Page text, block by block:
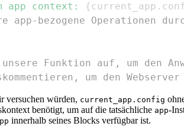
app context: { current_app .
app-bezogene Operationen
Funktion auf, um den
um den
versuchen würden, current_app.config
benötigt, um auf die tatsächliche app-
innerhalb seines Blocks verfügbar ist.